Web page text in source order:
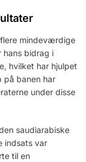
mindeværdige
hans bidrag i
hvilket har hjulpet
på banen har
under disse
saudiarabiske
indsats var
til en